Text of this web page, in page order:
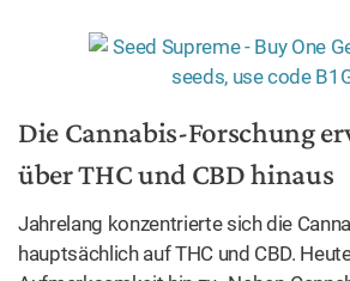
Die Cannabis-Forschung
über THC und CBD hinaus
Jahrelang konzentrierte sich die
hauptsächlich auf THC und CBD.